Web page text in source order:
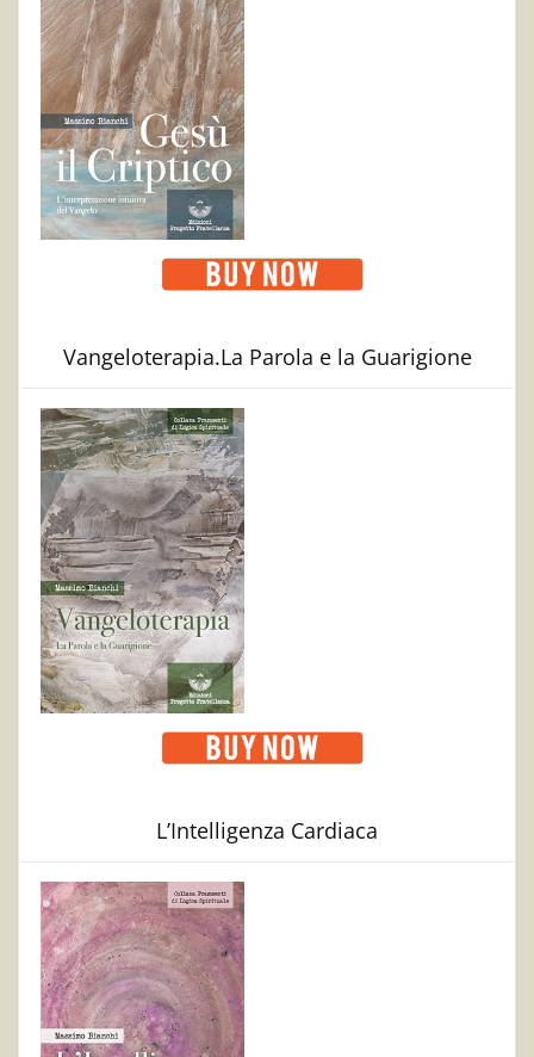
Vangeloterapia.La Parola e la Guarigione
L’Intelligenza Cardiaca